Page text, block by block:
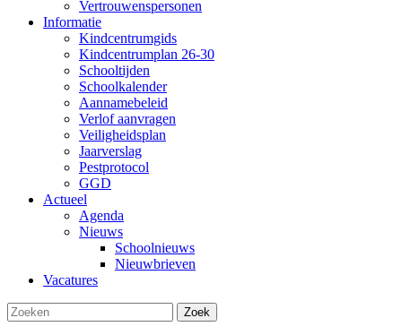
Vertrouwenspersonen
Informatie
Kindcentrumgids
Kindcentrumplan 26-30
Schooltijden
Schoolkalender
Aannamebeleid
Verlof aanvragen
Veiligheidsplan
Jaarverslag
Pestprotocol
GGD
Actueel
Agenda
Nieuws
Schoolnieuws
Nieuwbrieven
Vacatures
Zoek